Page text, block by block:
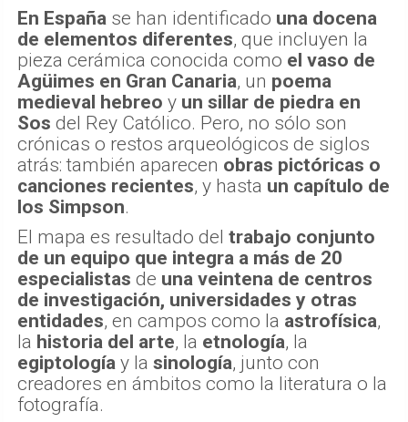
En España se han identificado una docena
de elementos diferentes, que incluyen la
pieza cerámica conocida como el vaso de
Agüimes en Gran Canaria, un poema
medieval hebreo y un sillar de piedra en
Sos del Rey Católico. Pero, no sólo son
crónicas o restos arqueológicos de siglos
atrás: también aparecen obras pictóricas o
canciones recientes, y hasta un capítulo de
los Simpson.
El mapa es resultado del trabajo conjunto
de un equipo que integra a más de 20
especialistas de una veintena de centros
de investigación, universidades y otras
entidades, en campos como la astrofísica,
la historia del arte, la etnología, la
egiptología y la sinología, junto con
creadores en ámbitos como la literatura o la
fotografía.